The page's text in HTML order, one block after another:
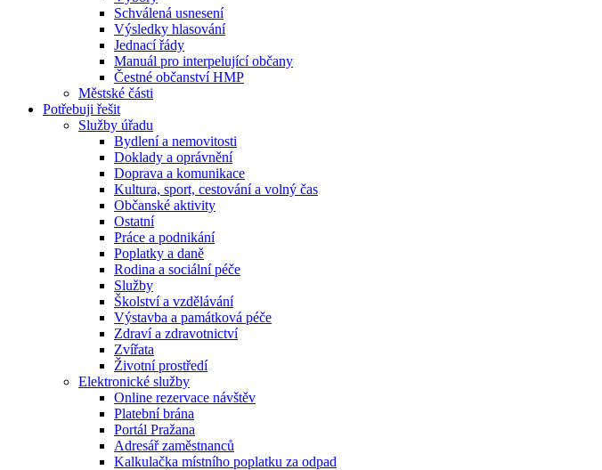
Schválená usnesení
Výsledky hlasování
Jednací řády
Manuál pro interpelující občany
Čestné občanství HMP
Městské části
Potřebuji řešit
Služby úřadu
Bydlení a nemovitosti
Doklady a oprávnění
Doprava a komunikace
Kultura, sport, cestování a volný čas
Občanské aktivity
Ostatní
Práce a podnikání
Poplatky a daně
Rodina a sociální péče
Služby
Školství a vzdělávání
Výstavba a památková péče
Zdraví a zdravotnictví
Zvířata
Životní prostředí
Elektronické služby
Online rezervace návštěv
Platební brána
Portál Pražana
Adresář zaměstnanců
Kalkulačka místního poplatku za odpad